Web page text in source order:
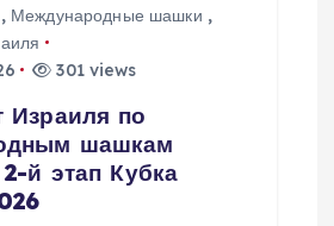
, Международные шашки ,
301 views
Израиля по
шашкам
й этап Кубка